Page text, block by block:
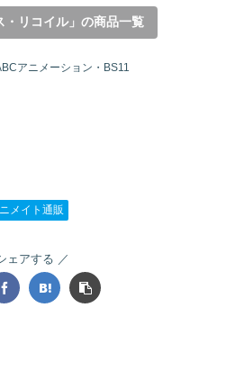
・リコイル」の商品一覧
アニメーション・BS11
メイト通販
ェアする